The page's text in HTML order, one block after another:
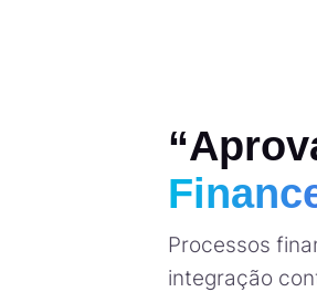
Processos
integração